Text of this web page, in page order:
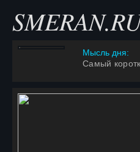
Мысль дня:
Самый